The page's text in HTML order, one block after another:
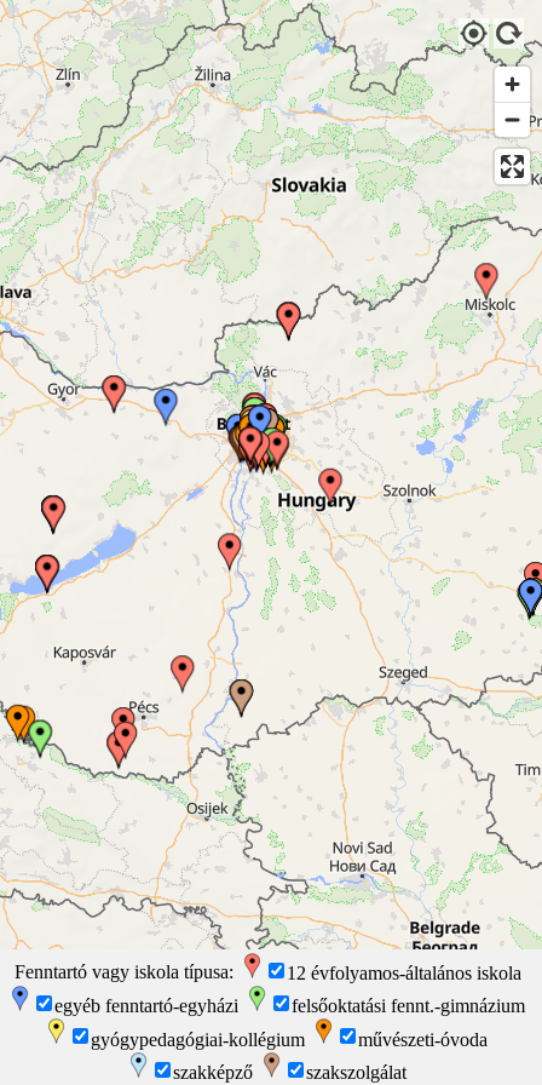
50 mi
EasyMapMaker.com | OpenFreeMap © OpenMapTilesData from
OpenStreetMap
Fenntartó vagy iskola típusa:
12 évfolyamos-általános iskola
egyéb fenntartó-egyházi
felsőoktatási fennt.-gimnázium
gyógypedagógiai-kollégium
művészeti-óvoda
szakképző
szakszolgálat